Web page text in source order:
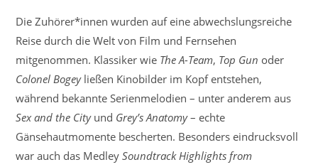
Die Zuhörer*innen wurden auf eine abwechslungsreiche
Reise durch die Welt von Film und Fernsehen
mitgenommen. Klassiker wie The A-Team, Top Gun oder
Colonel Bogeyließen Kinobilder im Kopf entstehen,
während bekannte Serienmelodien – unter anderem aus
Sex and the Cityund Grey’s Anatomy– echte
Gänsehautmomente bescherten. Besonders eindrucksvoll
war auch das MedleySoundtrack Highlights from